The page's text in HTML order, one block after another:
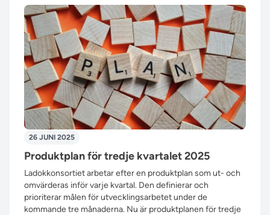
26 JUNI 2025
Produktplan för tredje kvartalet 2025
Ladokkonsortiet arbetar efter en produktplan som ut- och
omvärderas inför varje kvartal. Den definierar och
prioriterar målen för utvecklingsarbetet under de
kommande tre månaderna. Nu är produktplanen för tredje